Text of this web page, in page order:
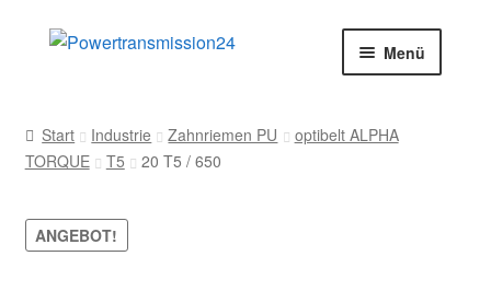
Zur
Zum
Menü
AGB
Blog
Start Industrie Zahnriemen PU
optibelt ALPHA
TORQUE
T5 20 T5 / 650
ANGEBOT!